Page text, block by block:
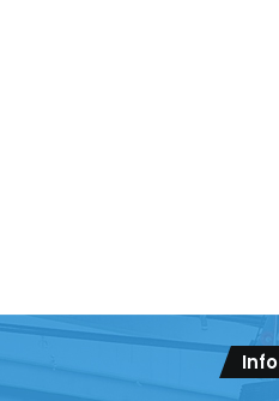
Info